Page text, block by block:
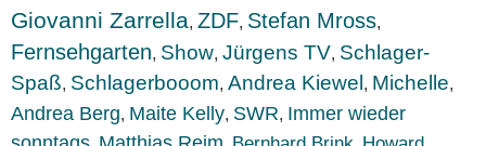
Giovanni Zarrella, ZDF, Stefan Mross,
Fernsehgarten, Show, Jürgens TV, Schlager-
Spaß, Schlagerbooom, Andrea Kiewel, Michelle,
Andrea Berg, Maite Kelly, SWR, Immer wieder